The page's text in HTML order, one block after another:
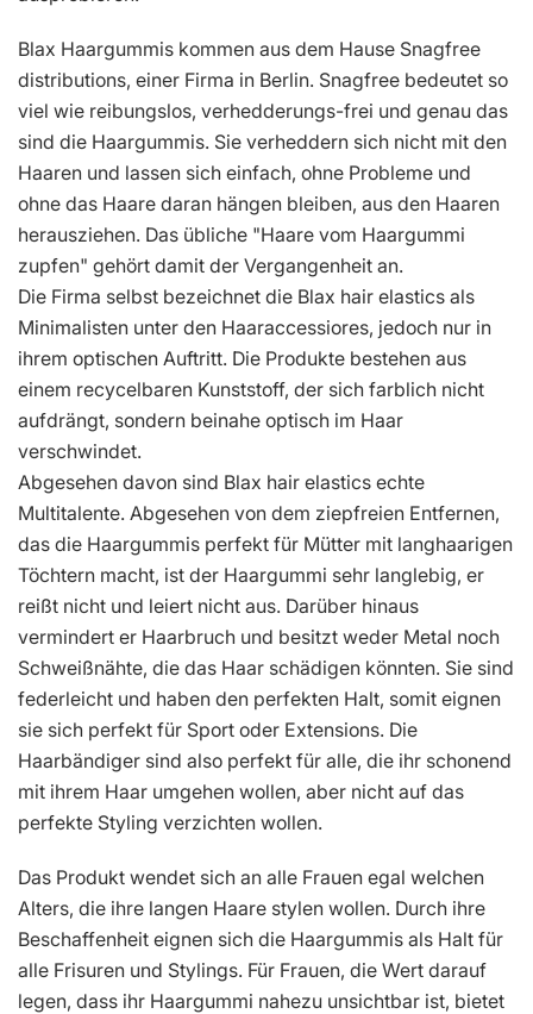
Blax Haargummis kommen aus dem Hause Snagfree
distributions, einer Firma in Berlin. Snagfree bedeutet so
viel wie reibungslos, verhedderungs-frei und genau das
sind die Haargummis. Sie verheddern sich nicht mit den
Haaren und lassen sich einfach, ohne Probleme und
ohne das Haare daran hängen bleiben, aus den Haaren
herausziehen. Das übliche "Haare vom Haargummi
zupfen" gehört damit der Vergangenheit an.
Die Firma selbst bezeichnet die Blax hair elastics als
Minimalisten unter den Haaraccessiores, jedoch nur in
ihrem optischen Auftritt. Die Produkte bestehen aus
einem recycelbaren Kunststoff, der sich farblich nicht
aufdrängt, sondern beinahe optisch im Haar
verschwindet.
Abgesehen davon sind Blax hair elastics echte
Multitalente. Abgesehen von dem ziepfreien Entfernen,
das die Haargummis perfekt für Mütter mit langhaarigen
Töchtern macht, ist der Haargummi sehr langlebig, er
reißt nicht und leiert nicht aus. Darüber hinaus
vermindert er Haarbruch und besitzt weder Metal noch
Schweißnähte, die das Haar schädigen könnten. Sie sind
federleicht und haben den perfekten Halt, somit eignen
sie sich perfekt für Sport oder Extensions. Die
Haarbändiger sind also perfekt für alle, die ihr schonend
mit ihrem Haar umgehen wollen, aber nicht auf das
perfekte Styling verzichten wollen.
Das Produkt wendet sich an alle Frauen egal welchen
Alters, die ihre langen Haare stylen wollen. Durch ihre
Beschaffenheit eignen sich die Haargummis als Halt für
alle Frisuren und Stylings. Für Frauen, die Wert darauf
legen, dass ihr Haargummi nahezu unsichtbar ist, bietet